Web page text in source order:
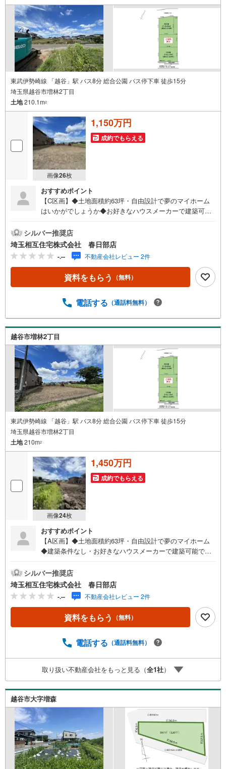
東武伊勢崎線 「越谷」駅 バス8分 総合公園 バス停下車 徒歩15分
埼玉県越谷市増林2丁目
土地210.1m2
画像26枚
1,150万円
成約でもらえる
おすすめポイント
【C区画】◆土地面積約63坪・自由設計で夢のマイホーム
はいかがでしょうか◆お好きなハウスメーカーで建築可
小学校まで徒歩約5分（400m）◇お子様がいるお客様でも
安心◇キッズスペース完備。チャイルドシートも完備して
いるので、必要の際はお声掛け下さい。◇住宅ローンにつ
いて◇現在借入れがある、勤続年数が短い、自己資金が少
ない、住宅ローンが組めるか心配・・・そう思われている
方。当社には住宅ローン専門アドバイザーおります！お気
替えでご自宅が売れない、不動産早期現金化をしたい、他
ている方。一定期間で成約に至らなかった場合、予め設定
させていただいた金額で当社が買取致します。越谷の戸
建、土地、マンション買取は埼玉相互住宅春日部店まで！
シルバー推奨店
埼玉相互住宅株式会社 春日部店
-.-- 不動産会社レビュー 2件
資料をもらう （無料）
電話する （通話料無料）
越谷市増林2丁目
東武伊勢崎線 「越谷」駅 バス8分 総合公園 バス停下車 徒歩15分
埼玉県越谷市増林2丁目
土地210m2
画像24枚
1,450万円
成約でもらえる
おすすめポイント
【A区画】◆土地面積約63坪・自由設計で夢のマイホーム
◆建築条件なし・お好きなハウスメーカーで建築可能です
無料のプラン作成承ります◇お子様がいるお客様でも安心
◇キッズスペース完備。チャイルドシートも完備している
ので、必要の際はお声掛け下さい。◇住宅ローンについて
◇現在借入れがある、勤続年数が短い、自己資金が少な
い、住宅ローンが組めるか心配・・・そう思われている
方。当社には住宅ローン専門アドバイザーおります！お気
替えでご自宅が売れない、不動産早期現金化をしたい、他
させていただいた金額で当社が買取致します。越谷の戸
建、土地、マンション買取は埼玉相互住宅春日部店まで！
シルバー推奨店
埼玉相互住宅株式会社 春日部店
-.-- 不動産会社レビュー 2件
資料をもらう （無料）
電話する （通話料無料）
取り扱い不動産会社をもっと見る（全1社）
越谷市大字増森